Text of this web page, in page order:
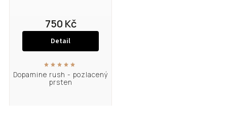
Dopamine rush - pozlacený
prsten
750 Kč
Detail